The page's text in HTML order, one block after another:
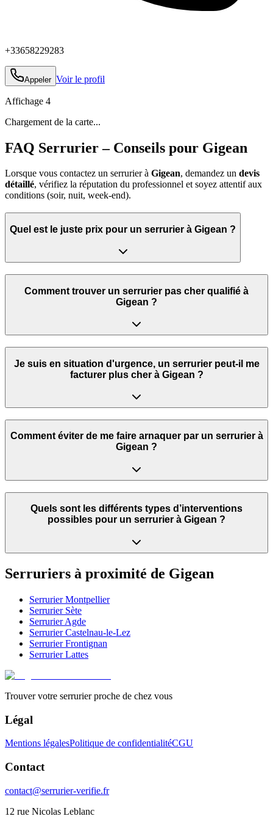
+33658229283
Appeler Voir le profil
Affichage 4
Chargement de la carte...
FAQ Serrurier – Conseils pour Gigean
Lorsque vous contactez un serrurier à Gigean, demandez un devis
détaillé, vérifiez la réputation du professionnel et soyez attentif aux
conditions (soir, nuit, week‑end).
Quel est le juste prix pour un serrurier à Gigean ?
Comment trouver un serrurier pas cher qualifié à
Gigean ?
Je suis en situation d'urgence, un serrurier peut‑il me
facturer plus cher à Gigean ?
Comment éviter de me faire arnaquer par un serrurier à
Gigean ?
Quels sont les différents types d’interventions
possibles pour un serrurier à Gigean ?
Serruriers à proximité de Gigean
SerrurierMontpellier
Serrurier Sète
SerrurierAgde
SerrurierCastelnau-le-Lez
SerrurierFrontignan
SerrurierLattes
Trouver votre serrurier proche de chez vous
Légal
Mentions légalesPolitique de confidentialitéCGU
Contact
contact@serrurier-verifie.fr
12 rue Nicolas Leblanc